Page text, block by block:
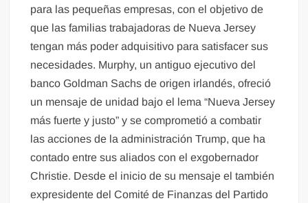
para las pequeñas empresas, con el objetivo de
que las familias trabajadoras de Nueva Jersey
tengan más poder adquisitivo para satisfacer sus
necesidades. Murphy, un antiguo ejecutivo del
banco Goldman Sachs de origen irlandés, ofreció
un mensaje de unidad bajo el lema “Nueva Jersey
más fuerte y justo” y se comprometió a combatir
las acciones de la administración Trump, que ha
contado entre sus aliados con el exgobernador
Christie. Desde el inicio de su mensaje el también
expresidente del Comité de Finanzas del Partido